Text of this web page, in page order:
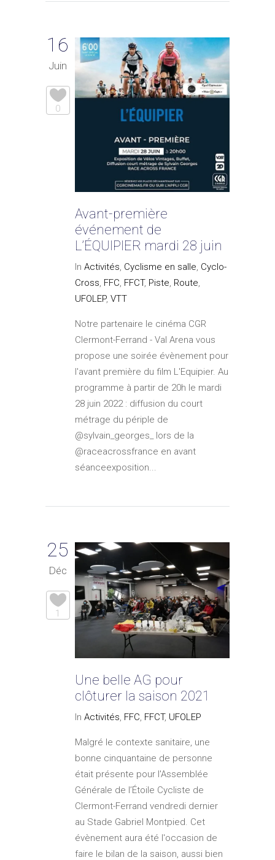
16
Juin
0
Avant-première
événement de
L’ÉQUIPIER mardi 28 juin
In Activités Cyclisme en salle Cyclo-
Cross FFC FFCT, Piste Route
UFOLEP, VTT
Notre partenaire le cinéma CGR
Clermont-Ferrand - Val Arena vous
propose une soirée évènement pour
l'avant première du film L'Equipier. Au
programme à partir de 20h le mardi
28 juin 2022 : diffusion du court
métrage du périple de
@sylvain_georges_ lors de la
@raceacrossfrance en avant
séanceexposition...
25
Déc
1
Une belle AG pour
clôturer la saison 2021
In Activités FFC FFCT, UFOLEP
Malgré le contexte sanitaire, une
bonne cinquantaine de personne
était présente pour l'Assemblée
Générale de l’Étoile Cycliste de
Clermont-Ferrand vendredi dernier
au Stade Gabriel Montpied. Cet
évènement aura été l'occasion de
faire le bilan de la saison, aussi bien